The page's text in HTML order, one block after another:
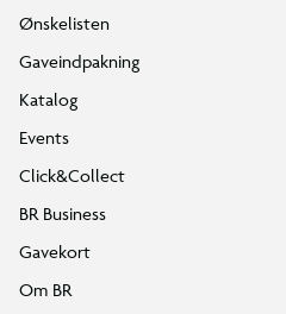
Ønskelisten
Gaveindpakning
Katalog
Events
Click&Collect
BR Business
Gavekort
Om BR